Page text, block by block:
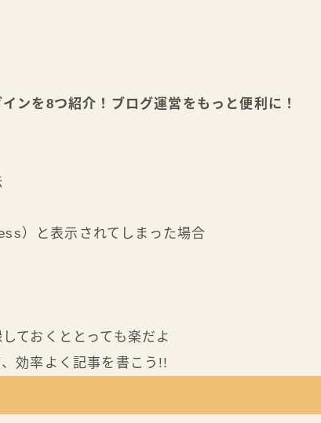
ンを8つ紹介！ブログ運営をもっと便利に！
）と表示されてしまった場合
ておくととっても楽だよ
効率よく記事を書こう!!